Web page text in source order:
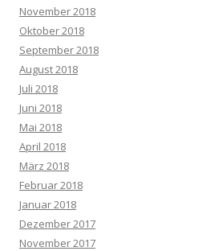
November 2018
Oktober 2018
September 2018
August 2018
Juli 2018
Juni 2018
Mai 2018
April 2018
März 2018
Februar 2018
Januar 2018
Dezember 2017
November 2017